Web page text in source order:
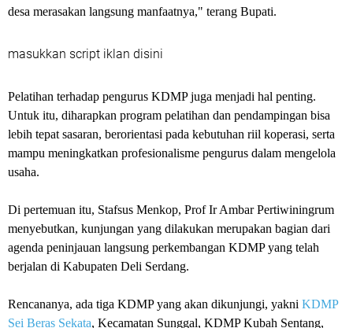
desa merasakan langsung manfaatnya," terang Bupati.
masukkan script iklan disini
Pelatihan terhadap pengurus KDMP juga menjadi hal penting.
Untuk itu, diharapkan program pelatihan dan pendampingan bisa
lebih tepat sasaran, berorientasi pada kebutuhan riil koperasi, serta
mampu meningkatkan profesionalisme pengurus dalam mengelola
usaha.
Di pertemuan itu, Stafsus Menkop, Prof Ir Ambar Pertiwiningrum
menyebutkan, kunjungan yang dilakukan merupakan bagian dari
agenda peninjauan langsung perkembangan KDMP yang telah
berjalan di Kabupaten Deli Serdang.
Rencananya, ada tiga KDMP yang akan dikunjungi, yakni KDMP
Sei Beras Sekata, Kecamatan Sunggal, KDMP Kubah Sentang,